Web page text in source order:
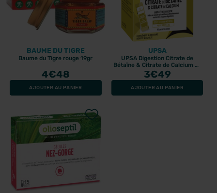
BAUME DU TIGRE
Baume du Tigre rouge 19gr
4€48
AJOUTER AU PANIER
UPSA
UPSA Digestion Citrate de
Bétaïne & Citrate de Calcium 10
sachets-doses
3€49
AJOUTER AU PANIER